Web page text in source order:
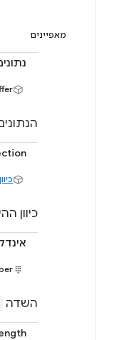
מאפיינים
כיוון
כיוון
השדה